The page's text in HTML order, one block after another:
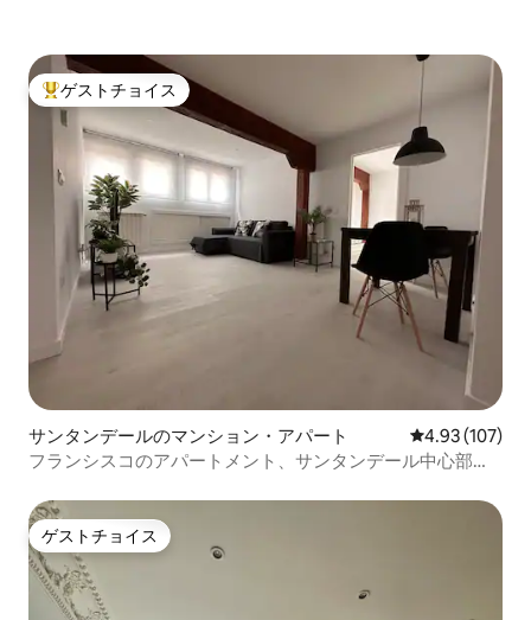
大好評のゲストチョイスです。
ゲストチョイス
サンタンデールのマンション・アパート レビュー107
4.93 (107)
フランシスコのアパートメント、サンタンデール中心部、
ゲストチョイス
ゲストチョイス